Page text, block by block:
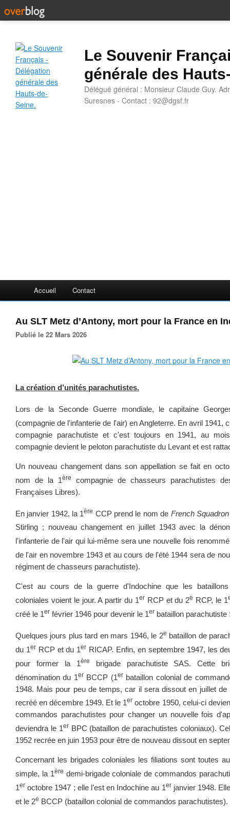
Le Souvenir
générale des
Délégué général : Monsieur Claude Guy.
Suresnes - Contact : 92@dgsf.fr
Accueil Contact
Au SLT Metz d’Antony, mort pour la France en
Publié le 22 Mars 2026
La création d’unités parachutistes.
Lors de la Seconde Guerre mondiale, le capitaine
(compagnie de l'infanterie de l'air) en Angleterre. En avril 1941,
compagnie parachutiste et c'est toujours en 1941, au
compagnie devient le peloton parachutiste du Levant et est
Un nouveau changement dans son appellation se fait en
nom de la 1ère
compagnie de chasseurs parachutistes
Françaises Libres).
En janvier 1942, la 1ère CCP prend le nom de French Squadron
Stirling ; nouveau changement en juillet 1943 avec la
l'infanterie de l'air qui lui-même sera une nouvelle fois
de l'air en novembre 1943 et au cours de l'été 1944 sera de
régiment de chasseurs parachutiste).
C'est au cours de la guerre d'Indochine que les
coloniales voient le jour. A partir du 1er RCP et du 2e RCP, le 1
créé le 1er février 1946 pour devenir le 1er bataillon
Quelques jours plus tard en mars 1946, le 2e bataillon de
du 1er RCP et du 1er RICAP. Enfin, en septembre 1947, les
pour former la 1ère
brigade parachutiste SAS. Cette
dénomination du 1er BCCP (1er bataillon colonial de
1948. Mais pour peu de temps, car il sera dissout en juillet
recréé en décembre 1949. Et le 1er octobre 1950, celui-ci
commandos parachutistes pour changer un nouvelle fois
deviendra le 1er BPC (bataillon de parachutistes coloniaux).
1952 recrée en juin 1953 pour être de nouveau dissout en
Concernant les brigades coloniales les filiations sont toutes
simple, la 1ère demi-brigade coloniale de commandos
1er octobre 1947 ; elle l’est en Indochine au 1er janvier 1948.
et le 2e BCCP (bataillon colonial de commandos parachutistes).